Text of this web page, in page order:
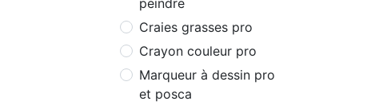
peindre
Craies grasses pro
Crayon couleur pro
Marqueur à dessin pro
et posca